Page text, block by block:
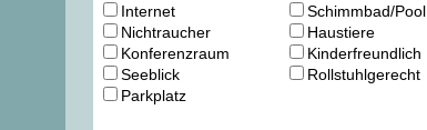
Internet
Nichtraucher
Konferenzraum
Seeblick
Parkplatz
Schimmbad/Pool
Haustiere
Kinderfreundlich
Rollstuhlgerecht